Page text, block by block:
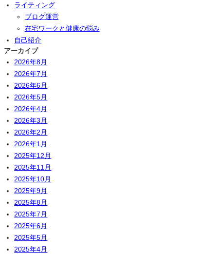
ライティング
ブログ運営
在宅ワークと健康の悩み
自己紹介
アーカイブ
2026年8月
2026年7月
2026年6月
2026年5月
2026年4月
2026年3月
2026年2月
2026年1月
2025年12月
2025年11月
2025年10月
2025年9月
2025年8月
2025年7月
2025年6月
2025年5月
2025年4月